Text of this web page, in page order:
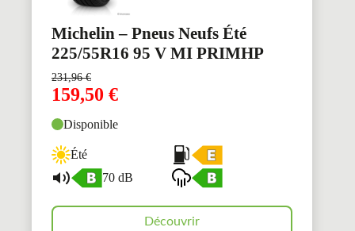
Michelin – Pneus Neufs Été
225/55R16 95 V MI PRIMHP
231,96€
159,50 €
Disponible
Été
70 dB
Découvrir